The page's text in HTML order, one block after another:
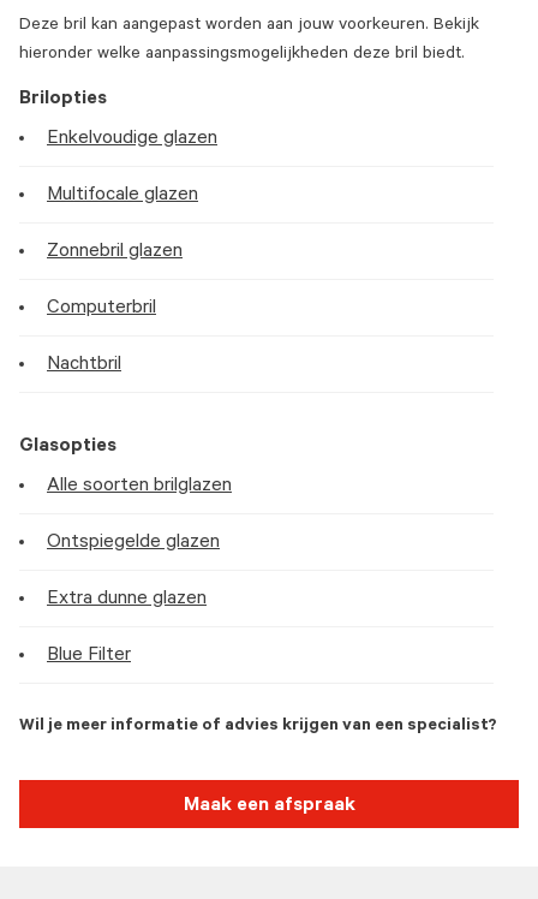
Deze bril kan aangepast worden aan jouw voorkeuren. Bekijk
hieronder welke aanpassingsmogelijkheden deze bril biedt.
Brilopties
Enkelvoudige glazen
Multifocale glazen
Zonnebril glazen
Computerbril
Nachtbril
Glasopties
Alle soorten brilglazen
Ontspiegelde glazen
Extra dunne glazen
Blue Filter
Wil je meer informatie of advies krijgen van een specialist?
Maak een afspraak